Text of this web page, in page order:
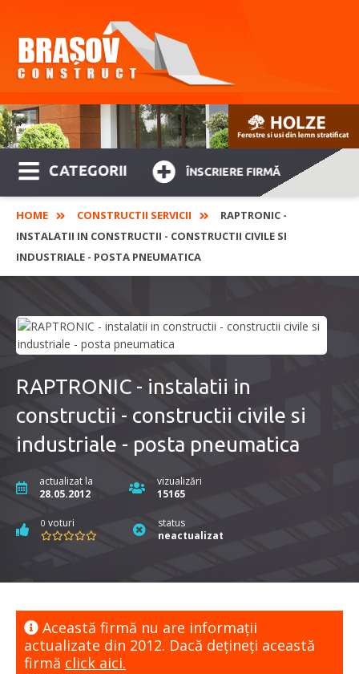
CATEGORII ÎNSCRIERE FIRMĂ
HOME CONSTRUCTII SERVICII
RAPTRONIC -
INSTALATII IN CONSTRUCTII - CONSTRUCTII CIVILE SI
INDUSTRIALE - POSTA PNEUMATICA
RAPTRONIC - instalatii in
constructii - constructii civile si
industriale - posta pneumatica
actualizat la
28.05.2012
vizualizări
15165
0 voturi
status
neactualizat
Această firmă nu are informaţii
actualizate din 2012. Dacă dețineți această
firmă click aici.